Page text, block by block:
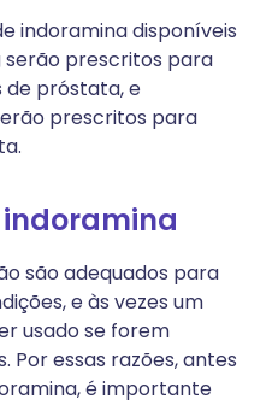
indoramina disponíveis
prescritos para
próstata, e
prescritos para
são adequados para
e às vezes um
usado se forem
Por essas razões, antes
é importante